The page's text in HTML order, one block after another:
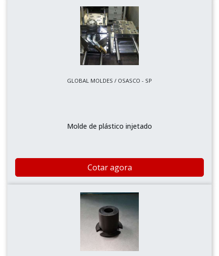
GLOBAL MOLDES / OSASCO - SP
Molde de plástico injetado
Cotar agora